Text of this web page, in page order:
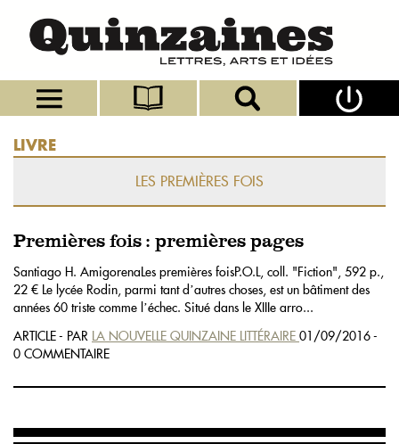
LIVRE
LES PREMIÈRES FOIS
Premières fois : premières pages
Santiago H. AmigorenaLes premières foisP.O.L, coll. "Fiction", 592 p.,
22 € Le lycée Rodin, parmi tant dʼautres choses, est un bâtiment des
années 60 triste comme lʼéchec. Situé dans le XIIIe arro...
ARTICLE - PAR LA NOUVELLE QUINZAINE LITTÉRAIRE 01/09/2016 -
0 COMMENTAIRE